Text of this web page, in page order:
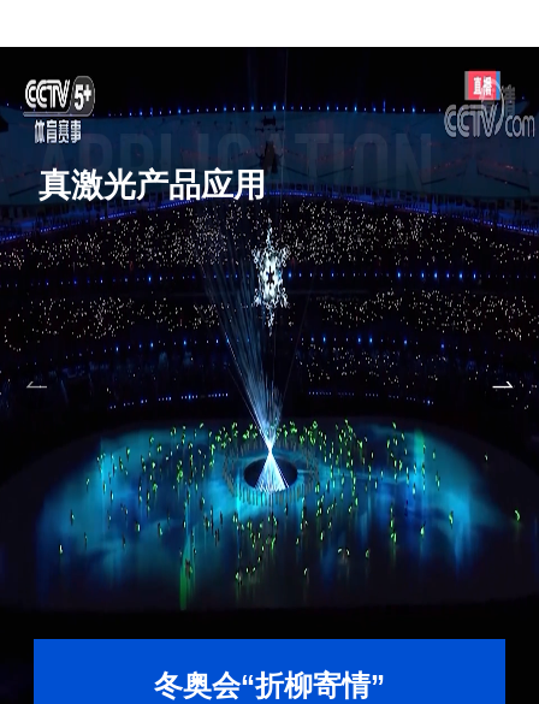
真激光产品应用
冬奥会“折柳寄情”